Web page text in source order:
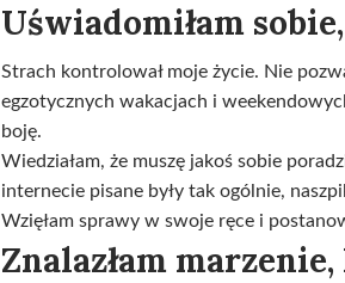
Uświadomiłam
Strach kontrolował moje życie. Nie
egzotycznych wakacjach i
boję.
Wiedziałam, że muszę jakoś sobie
internecie pisane były tak ogólnie,
Wzięłam sprawy w swoje ręce i
Znalazłam